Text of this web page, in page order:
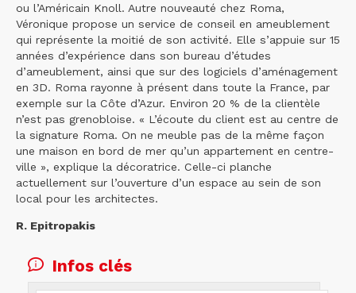
ou l’Américain Knoll. Autre nouveauté chez Roma,
Véronique propose un service de conseil en ameublement
qui représente la moitié de son activité. Elle s’appuie sur 15
années d’expérience dans son bureau d’études
d’ameublement, ainsi que sur des logiciels d’aménagement
en 3D. Roma rayonne à présent dans toute la France, par
exemple sur la Côte d’Azur. Environ 20 % de la clientèle
n’est pas grenobloise. « L’écoute du client est au centre de
la signature Roma. On ne meuble pas de la même façon
une maison en bord de mer qu’un appartement en centre-
ville », explique la décoratrice. Celle-ci planche
actuellement sur l’ouverture d’un espace au sein de son
local pour les architectes.
R. Epitropakis
Infos clés